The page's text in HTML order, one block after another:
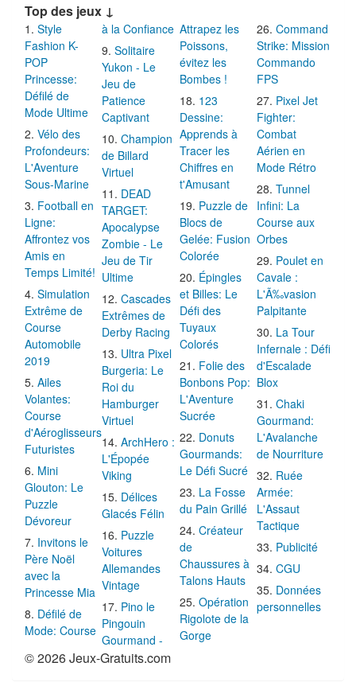
Top des jeux ↓
Style
Fashion K-
POP
Princesse:
Défilé de
Mode Ultime
Vélo des
Profondeurs:
L'Aventure
Sous-Marine
Football en
Ligne:
Affrontez vos
Amis en
Temps Limité!
Simulation
Extrême de
Course
Automobile
2019
Ailes
Volantes:
Course
d'Aéroglisseurs
Futuristes
Mini
Glouton: Le
Puzzle
Dévoreur
Invitons le
Père Noël
avec la
Princesse Mia
Défilé de
Mode: Course
à la Confiance
Solitaire
Yukon - Le
Jeu de
Patience
Captivant
Champion
de Billard
Virtuel
DEAD
TARGET:
Apocalypse
Zombie - Le
Jeu de Tir
Ultime
Cascades
Extrêmes de
Derby Racing
Ultra Pixel
Burgeria: Le
Roi du
Hamburger
Virtuel
ArchHero :
L'Épopée
Viking
Délices
Glacés Félin
Puzzle
Voitures
Allemandes
Vintage
Pino le
Pingouin
Gourmand -
Attrapez les
Poissons,
évitez les
Bombes !
123
Dessine:
Apprends à
Tracer les
Chiffres en
t'Amusant
Puzzle de
Blocs de
Gelée: Fusion
Colorée
Épingles
et Billes: Le
Défi des
Tuyaux
Colorés
Folie des
Bonbons Pop:
L'Aventure
Sucrée
Donuts
Gourmands:
Le Défi Sucré
La Fosse
du Pain Grillé
Créateur
de
Chaussures à
Talons Hauts
Opération
Rigolote de la
Gorge
Command
Strike: Mission
Commando
FPS
Pixel Jet
Fighter:
Combat
Aérien en
Mode Rétro
Tunnel
Infini: La
Course aux
Orbes
Poulet en
Cavale :
L'Ã‰vasion
Palpitante
La Tour
Infernale : Défi
d'Escalade
Blox
Chaki
Gourmand:
L'Avalanche
de Nourriture
Ruée
Armée:
L'Assaut
Tactique
Publicité
CGU
Données
personnelles
© 2026 Jeux-Gratuits.com